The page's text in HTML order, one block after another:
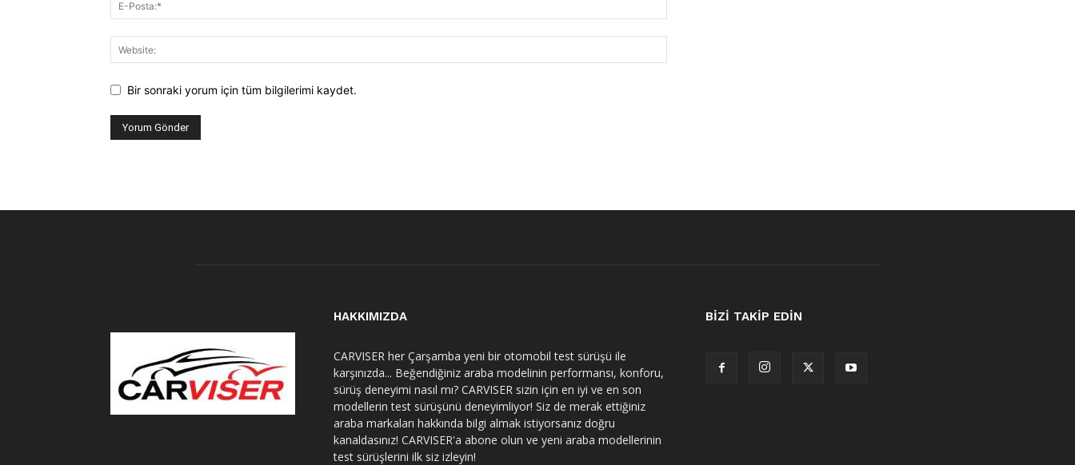
Bir sonraki yorum için tüm bilgilerimi kaydet.
HAKKIMIZDA
CARVISER her Çarşamba yeni bir otomobil test sürüşü ile
karşınızda... Beğendiğiniz araba modelinin performansı, konforu,
sürüş deneyimi nasıl mı? CARVISER sizin için en iyi ve en son
modellerin test sürüşünü deneyimliyor! Siz de merak ettiğiniz
araba markaları hakkında bilgi almak istiyorsanız doğru
kanaldasınız! CARVISER'a abone olun ve yeni araba modellerinin
test sürüşlerini ilk siz izleyin!
BİZİ TAKİP EDİN